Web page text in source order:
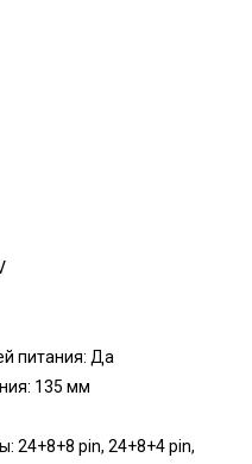
питания: Да
135 мм
24+8+8 pin, 24+8+4 pin,